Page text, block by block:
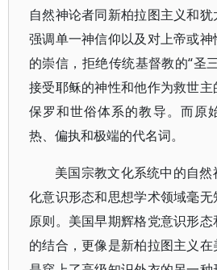
自然神论者同新柏拉图主义和犹
强调单一神信仰以及对上帝或
的崇信，拒绝传统基督教的“圣
接受耶稣的神性和他作为救世
保罗和世俗体系的教导。而原
热、偏执和极端的代名词。
美国宗教文化系统中的自
化意识形态和思想学术领域毫无
原则。美国早期辉格党意识形
的结合，更像是新柏拉图主义